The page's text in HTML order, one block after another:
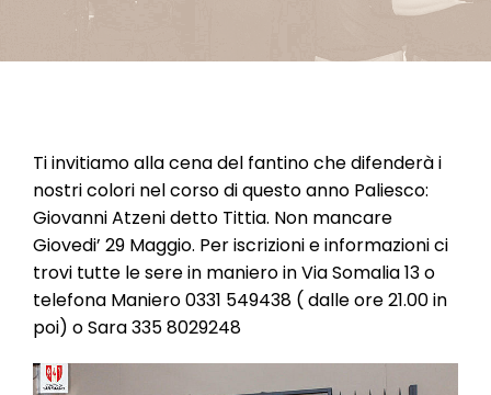
Ti invitiamo alla cena del fantino che difenderà i
nostri colori nel corso di questo anno Paliesco:
Giovanni Atzeni detto Tittia. Non mancare
Giovedi’ 29 Maggio. Per iscrizioni e informazioni ci
trovi tutte le sere in maniero in Via Somalia 13 o
telefona Maniero 0331 549438 ( dalle ore 21.00 in
poi) o Sara 335 8029248